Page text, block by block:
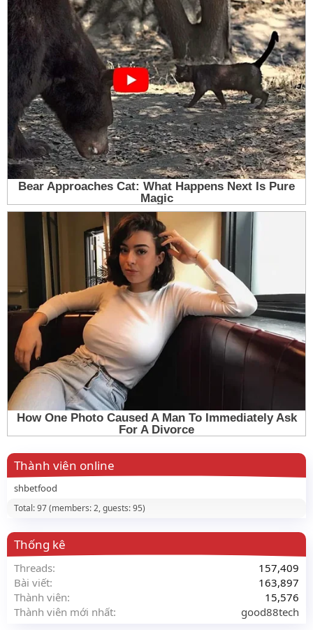
Thành viên online
shbetfood
Total: 97 (members: 2, guests: 95)
Thống kê
Threads
157,409
Bài viết
163,897
Thành viên
15,576
Thành viên mới nhất
good88tech